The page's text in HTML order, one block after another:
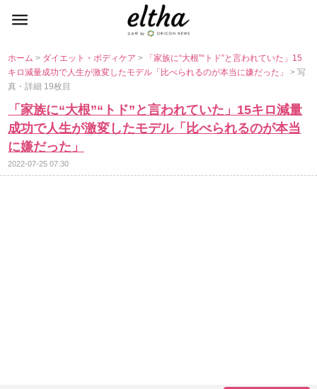
ホーム> ダイエット・ボディケア>
「家族に“大根”“トド”と言われていた」15
キロ減量成功で人生が激変したモデル「比べられるのが本当に嫌だった」> 写
真・詳細 19枚目
「家族に“大根”“トド”と言われていた」15キロ減量
成功で人生が激変したモデル「比べられるのが本当
に嫌だった」
2022-07-25 07:30